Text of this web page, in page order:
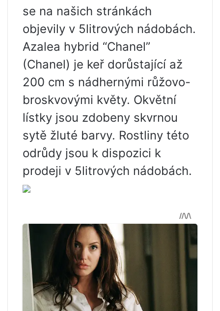
se na našich stránkách
objevily v 5litrových nádobách.
Azalea hybrid “Chanel”
(Chanel) je keř dorůstající až
200 cm s nádhernými růžovo-
broskvovými květy. Okvětní
lístky jsou zdobeny skvrnou
sytě žluté barvy. Rostliny této
odrůdy jsou k dispozici k
prodeji v 5litrových nádobách.